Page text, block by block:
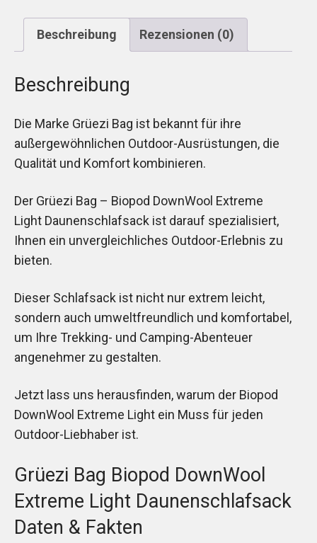
Beschreibung Rezensionen (0)
Beschreibung
Die Marke Grüezi Bag ist bekannt für ihre
außergewöhnlichen Outdoor-Ausrüstungen, die
Qualität und Komfort kombinieren.
Der Grüezi Bag – Biopod DownWool Extreme
Light Daunenschlafsack ist darauf spezialisiert,
Ihnen ein unvergleichliches Outdoor-Erlebnis zu
bieten.
Dieser Schlafsack ist nicht nur extrem leicht,
sondern auch umweltfreundlich und komfortabel,
um Ihre Trekking- und Camping-Abenteuer
angenehmer zu gestalten.
Jetzt lass uns herausfinden, warum der Biopod
DownWool Extreme Light ein Muss für jeden
Outdoor-Liebhaber ist.
Grüezi Bag Biopod DownWool
Extreme Light Daunenschlafsack
Daten & Fakten